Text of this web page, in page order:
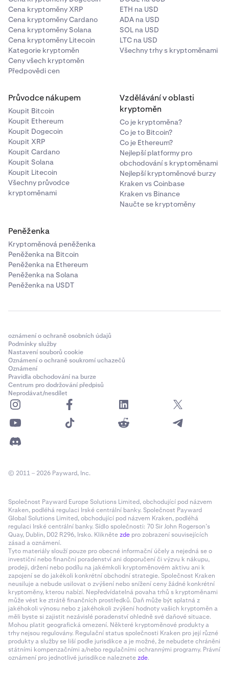
Cena kryptoměny XRP
Cena kryptoměny Cardano
Cena kryptoměny Solana
Cena kryptoměny Litecoin
Kategorie kryptoměn
Ceny všech kryptoměn
Předpovědi cen
ETH na USD
ADA na USD
SOL na USD
LTC na USD
Všechny trhy s kryptoměnami
Průvodce nákupem
Koupit Bitcoin
Koupit Ethereum
Koupit Dogecoin
Koupit XRP
Koupit Cardano
Koupit Solana
Koupit Litecoin
Všechny průvodce
kryptoměnami
Vzdělávání v oblasti
kryptoměn
Co je kryptoměna?
Co je to Bitcoin?
Co je Ethereum?
Nejlepší platformy pro
obchodování s kryptoměnami
Nejlepší kryptoměnové burzy
Kraken vs Coinbase
Kraken vs Binance
Naučte se kryptoměny
Peněženka
Kryptoměnová peněženka
Peněženka na Bitcoin
Peněženka na Ethereum
Peněženka na Solana
Peněženka na USDT
oznámení o ochraně osobních údajů
Podmínky služby
Nastavení souborů cookie
Oznámení o ochraně soukromí uchazečů
Oznámení
Pravidla obchodování na burze
Centrum pro dodržování předpisů
Neprodávat/nesdílet
© 2011 – 2026 Payward, Inc.
Společnost Payward Europe Solutions Limited, obchodující pod názvem
Kraken, podléhá regulaci Irské centrální banky. Společnost Payward
Global Solutions Limited, obchodující pod názvem Kraken, podléhá
regulaci Irské centrální banky. Sídlo společnosti: 70 Sir John Rogerson’s
Quay, Dublin, D02 R296, Irsko. Kliknětezde pro zobrazení souvisejících
zásad a oznámení.
Tyto materiály slouží pouze pro obecné informační účely a nejedná se o
investiční nebo finanční poradenství ani doporučení či výzvu k nákupu,
prodeji, držení nebo podílu na jakémkoli kryptoměnovém aktivu ani k
zapojení se do jakékoli konkrétní obchodní strategie. Společnost Kraken
neusiluje a nebude usilovat o zvýšení nebo snížení ceny žádné konkrétní
kryptoměny, kterou nabízí. Nepředvídatelná povaha trhů s kryptoměnami
může vést ke ztrátě finančních prostředků. Daň může být splatná z
jakéhokoli výnosu nebo z jakéhokoli zvýšení hodnoty vašich kryptoměn a
měli byste si zajistit nezávislé poradenství ohledně své daňové situace.
Mohou platit geografická omezení. Některé kryptoměnové produkty a
trhy nejsou regulovány. Regulační status společnosti Kraken pro její různé
produkty a služby se liší podle jurisdikce a je možné, že nebudete chráněni
státními kompenzačními a/nebo regulačními ochrannými programy. Právní
oznámení pro jednotlivé jurisdikce naleznetezde.